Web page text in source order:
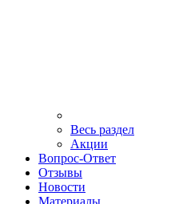
Весь раздел
Акции
Вопрос-Ответ
Отзывы
Новости
Материалы